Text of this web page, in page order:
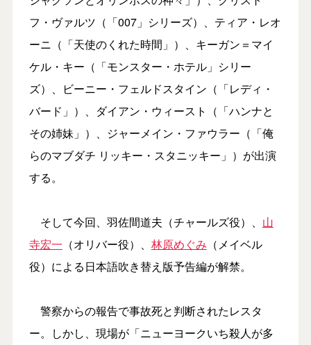
フ・ヴァルツ（「007」シリーズ）、ティア・レオ
ーニ（「天使のくれた時間」）、キーガン＝マイ
ケル・キー（「モンスター・ホテル」シリー
ズ）、ビーニー・フェルドスタイン（「レディ・
バード」）、ダイアン・ウィースト（「ハンナと
その姉妹」）、ジャーメイン・ファウラー（「俺
らのマブダチ リッキー・スタニッキー」）が出演
する。
そして今回、羽佐間道夫（チャールズ役）、 山
寺宏一 （オリバー役）、 林原めぐみ （メイベル
役）による日本語吹き替え版予告編が解禁。
警察からの報告で事故死と判断されたレスタ
ー。しかし、現場が「ニューヨークいち殺人が多